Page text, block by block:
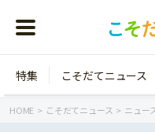
特集 こそだてニュース
HOME こそだてニュース ニュー